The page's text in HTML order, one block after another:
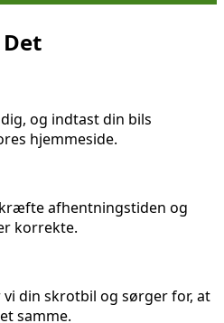
og indtast din bils
hjemmeside.
afhentningstiden og
korrekte.
din skrotbil og sørger for, at
samme.